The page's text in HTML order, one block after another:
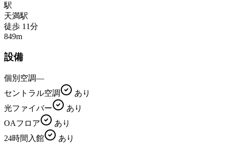
駅
天満駅
徒歩 11分
849m
設備
個別空調—
セントラル空調
あり
光ファイバー
あり
OAフロア
あり
24時間入館
あり